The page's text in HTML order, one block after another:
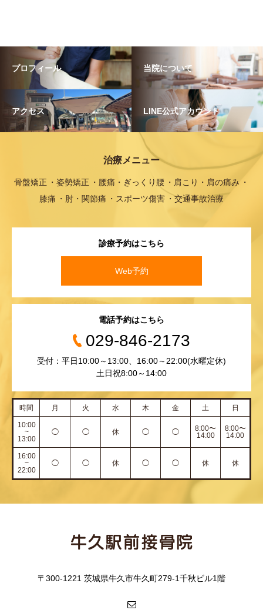
プロフィール 当院について
アクセス LINE公式アカウント
治療メニュー
骨盤矯正 姿勢矯正 腰痛・ぎっくり腰
肩こり・肩の痛み
膝痛
肘・関節痛 スポーツ傷害 交通事故治療
診療予約はこちら
Web予約
電話予約はこちら
029-846-2173
受付：平日10:00～13:00、16:00～22:00(水曜定休)
土日祝8:00～14:00
時間 月 火 水 木 金 土 日
10:00
~
13:00
◯ ◯ 休 ◯ ◯
8:00〜
14:00
8:00〜
14:00
16:00
~
22:00
◯ ◯ 休 ◯ ◯ 休 休
〒300-1221 茨城県牛久市牛久町279-1千秋ビル1階